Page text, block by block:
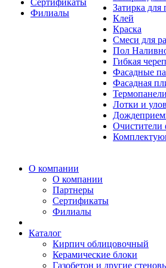
Сертификаты
Филиалы
Затирка для
Клей
Краска
Смеси для
Пол
Гибкая
Фасадные
Фасадная
Термопанели
Лотки и
Очистители
О компании
О компании
Партнеры
Сертификаты
Филиалы
Каталог
Кирпич облицовочный
Керамические блоки
Газобетон и другие